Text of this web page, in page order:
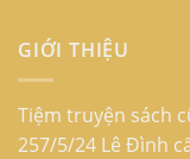
GIỚI THIỆU
Tiệm truyện sách
257/5/24 Lê Đình